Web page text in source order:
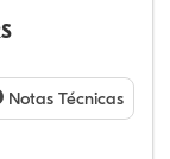
Notas Técnicas